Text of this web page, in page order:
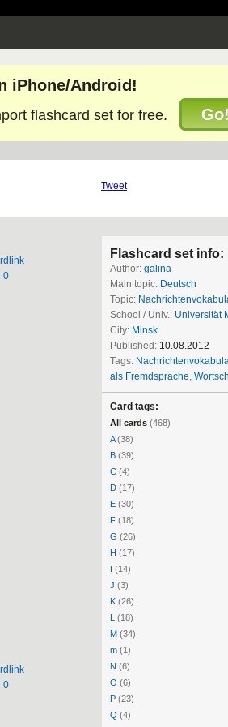
iPhone/Android!
flashcard set for free.
Tweet
0
0
Flashcard set info:
Author: galina
Main topic: Deutsch
Topic:
School / Univ.: Universität
City: Minsk
Published: 10.08.2012
Tags:
als Fremdsprache,
Card tags:
All cards (468)
A(38)
B (39)
C (4)
D (17)
E (30)
F (18)
G (26)
H (17)
I (14)
J (3)
K (26)
L (18)
M (34)
m (1)
N (6)
O (6)
P (23)
Q (4)